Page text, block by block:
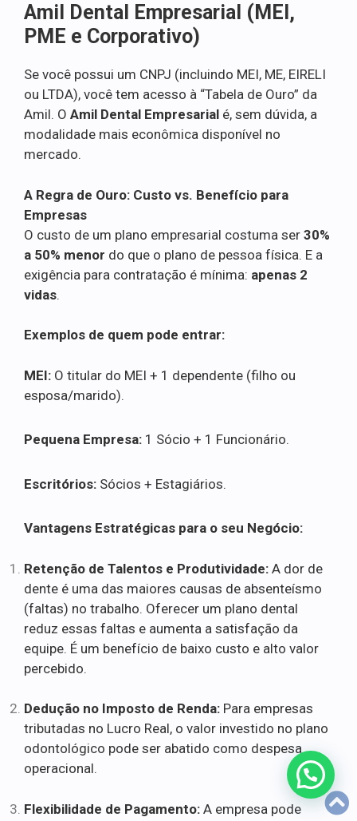
Amil Dental Empresarial (MEI,
PME e Corporativo)
Se você possui um CNPJ (incluindo MEI, ME, EIRELI
ou LTDA), você tem acesso à “Tabela de Ouro” da
Amil. O Amil Dental Empresarial é, sem dúvida, a
modalidade mais econômica disponível no
mercado.
A Regra de Ouro: Custo vs. Benefício para
Empresas
O custo de um plano empresarial costuma ser 30%
a 50% menor do que o plano de pessoa física. E a
exigência para contratação é mínima: apenas 2
vidas.
Exemplos de quem pode entrar:
MEI: O titular do MEI + 1 dependente (filho ou
esposa/marido).
Pequena Empresa: 1 Sócio + 1 Funcionário.
Escritórios: Sócios + Estagiários.
Vantagens Estratégicas para o seu Negócio:
Retenção de Talentos e Produtividade: A dor de
dente é uma das maiores causas de absenteísmo
(faltas) no trabalho. Oferecer um plano dental
reduz essas faltas e aumenta a satisfação da
equipe. É um benefício de baixo custo e alto valor
percebido.
Dedução no Imposto de Renda: Para empresas
tributadas no Lucro Real, o valor investido no plano
odontológico pode ser abatido como despesa
operacional.
Flexibilidade de Pagamento: A empresa pode